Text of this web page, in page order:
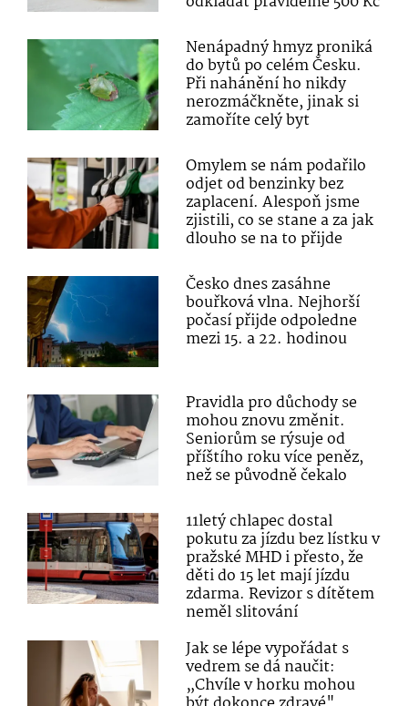
Nenápadný hmyz proniká
do bytů po celém Česku.
Při nahánění ho nikdy
nerozmáčkněte, jinak si
zamoříte celý byt
Omylem se nám podařilo
odjet od benzinky bez
zaplacení. Alespoň jsme
zjistili, co se stane a za jak
dlouho se na to přijde
Česko dnes zasáhne
bouřková vlna. Nejhorší
počasí přijde odpoledne
mezi 15. a 22. hodinou
Pravidla pro důchody se
mohou znovu změnit.
Seniorům se rýsuje od
příštího roku více peněz,
než se původně čekalo
11letý chlapec dostal
pokutu za jízdu bez lístku v
pražské MHD i přesto, že
děti do 15 let mají jízdu
zdarma. Revizor s dítětem
neměl slitování
Jak se lépe vypořádat s
vedrem se dá naučit:
„Chvíle v horku mohou